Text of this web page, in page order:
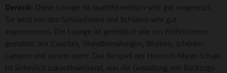
Derecik: Diese Lounge ist raumtheoretisch sehr gut umgesetzt.
Sie wird von den Schülerinnen und Schülern sehr gut
angenommen. Die Lounge ist gemütlich wie ein Wohnzimmer
gestaltet, mit Couches, Wandbemalungen, Blumen, schönen
Lampen und vielem mehr. Das Beispiel der Heinrich-Mann-Schule
ist sicherlich zukunftsweisend, was die Gestaltung von Rückzugs-